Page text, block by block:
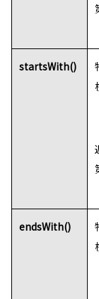
startsWith()
endsWith()